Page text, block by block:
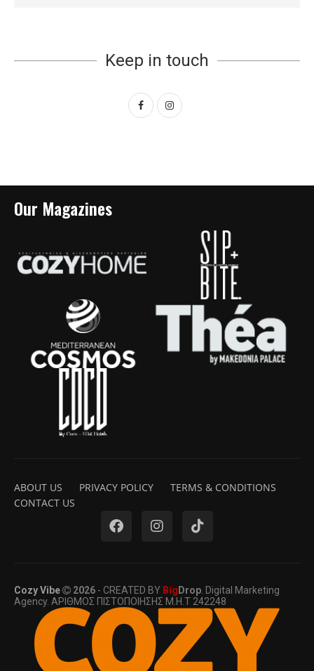
Keep in touch
Our Magazines
ABOUT US PRIVACY POLICY
TERMS & CONDITIONS
CONTACT US
Cozy Vibe 2026 - CREATED BY Big Drop. Digital Marketing
Agency. ΑΡΙΘΜΟΣ ΠΙΣΤΟΠΟΙΗΣΗΣ Μ.Η.Τ 242248